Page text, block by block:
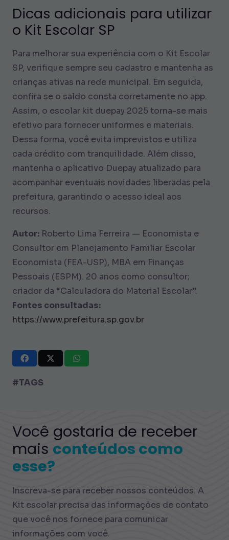
Dicas adicionais para utilizar
o Kit Escolar SP
Para melhorar sua experiência com o Kit Escolar
SP, verifique sempre seu cadastro e mantenha as
crianças ativas na rede municipal. Em seguida,
confira se o saldo consta corretamente no app.
Assim, o escolar kit duepay 2025 torna-se mais
efetivo para fornecer uniformes e materiais.
Dessa forma, você evita imprevistos e utiliza
cada crédito com tranquilidade. Além disso,
mantenha o aplicativo Duepay atualizado para
acompanhar eventuais novidades liberadas pela
prefeitura, garantindo o acesso ideal aos
recursos.
Autor: Roberto Lima Ferreira — Economista e
Consultor em Planejamento Familiar Escolar
Economista (FEA-USP), MBA em Finanças
Pessoais (ESPM). 20 anos como consultor;
criador da “Calculadora do Material Escolar”.
Fontes consultadas:
https://www.prefeitura.sp.gov.br
#TAGS
Você gostaria de receber
mais conteúdos como
esse?
Inscreva-se para receber nossos conteúdos. A
Kit escolar precisa das informações de contato
que você nos fornece para comunicar
informações com você.